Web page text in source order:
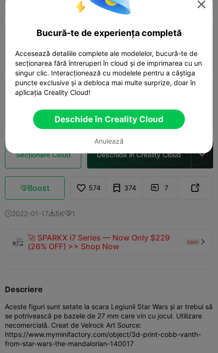
K2 Plus K2 Pro
0.2mm layer, 4 walls, 30% infill
 02h 28m  1 plates  29.61g
0.16mm layer, 2 walls, 15% infill
 02h 43m  6 plates  17.46g
Secționare Cloud Deschide în Creality Cloud 
Boost 574 374  7 
2022-01-175K1
🚀 SPARKX i7 Series — Now Only $229
(26% OFF) >> Shop Now
sale 
Descriere
Aceste figuri sunt setate la scara Legiunii Star Wars și ar trebui să
se potrivească pe bazele de 27 mm care vin cu jocul. Utilizare
necomercială. Creat de Velrock Art Source:
https://www.myminifactory.com/object/3d-print-cobb-vanth-
from-star-wars-the-mandalorian-140017

Bucură-te de experiența completă
Accesează detaliile complete ale modelelor, bucură-te de
secționarea fără întreruperi în cloud și de imprimarea cu un
singur clic. Interacționează cu modelele pentru a câștiga
puncte exclusive și a debloca mai multe surprize, doar în
aplicația Creality Cloud!
Deschide în Creality Cloud
Anulează